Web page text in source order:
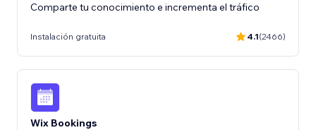
Comparte tu conocimiento e incrementa el tráfico
Instalación gratuita 4.1(2466)
Wix Bookings